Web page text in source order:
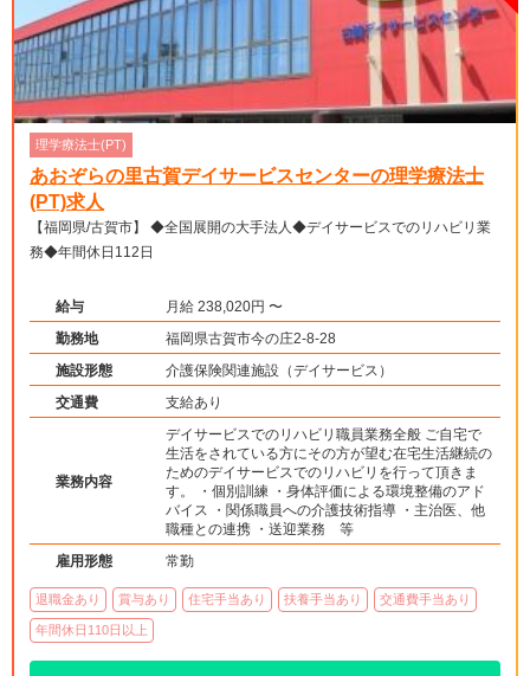
理学療法士(PT)
あおぞらの里古賀デイサービスセンターの理学療法士
(PT)求人
【福岡県/古賀市】 ◆全国展開の大手法人◆デイサービスでのリハビリ業
務◆年間休日112日
給与
月給 238,020円 〜
勤務地
福岡県古賀市今の庄2-8-28
施設形態
介護保険関連施設（デイサービス）
交通費
支給あり
業務内容
デイサービスでのリハビリ職員業務全般 ご自宅で
生活をされている方にその方が望む在宅生活継続の
ためのデイサービスでのリハビリを行って頂きま
す。 ・個別訓練 ・身体評価による環境整備のアド
バイス ・関係職員への介護技術指導 ・主治医、他
職種との連携 ・送迎業務 等
雇用形態
常勤
退職金あり 賞与あり 住宅手当あり 扶養手当あり 交通費手当あり
年間休日110日以上